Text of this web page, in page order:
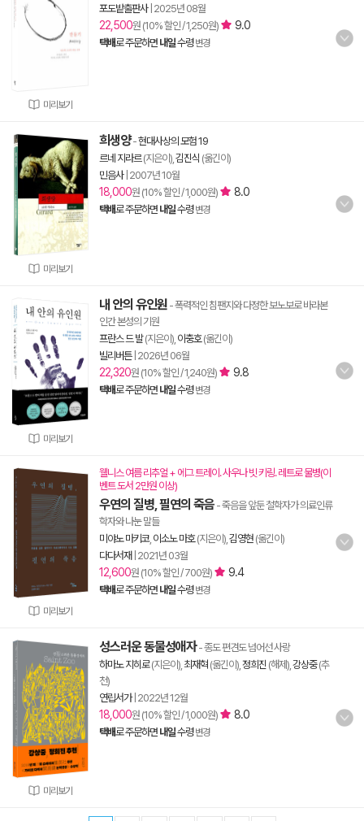
미리보기
포도밭출판사| 2025년 08월
22,500원 (10% 할인 / 1,250원) 9.0
택배로 주문하면 내일수령 변경
미리보기
희생양-현대사상의 모험 19
르네 지라르(지은이), 김진식 (옮긴이)
민음사| 2007년 10월
18,000원 (10% 할인 / 1,000원) 8.0
택배로 주문하면 내일수령 변경
미리보기
내 안의 유인원 - 폭력적인 침팬지와 다정한 보노보로 바라본
인간 본성의 기원
프란스 드 발(지은이), 이충호(옮긴이)
빌리버튼| 2026년 06월
22,320원 (10% 할인 / 1,240원) 9.8
택배로 주문하면 내일수령 변경
미리보기
웰니스 여름 리추얼 + 에그 트레이. 사우나 빗 키링. 레트로 물병(이
벤트 도서 2만원 이상)
우연의 질병, 필연의 죽음 - 죽음을 앞둔 철학자가 의료인류
학자와 나눈 말들
미야노 마키코, 이소노 마호(지은이), 김영현 (옮긴이)
다다서재 2021년 03월
12,600원 (10% 할인 / 700원) 9.4
택배로 주문하면 내일수령 변경
미리보기
성스러운 동물성애자- 종도 편견도 넘어선 사랑
하마노 지히로(지은이), 최재혁 (옮긴이), 정희진 (해제), 강상중(추
천)
연립서가| 2022년 12월
18,000원 (10% 할인 / 1,000원) 8.0
택배로 주문하면 내일수령 변경